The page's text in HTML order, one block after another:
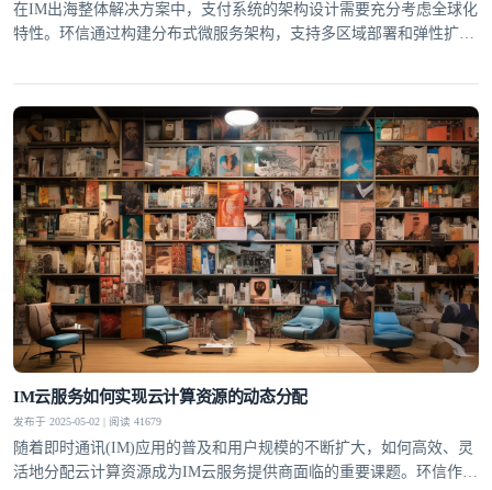
在IM出海整体解决方案中，支付系统的架构设计需要充分考虑全球化
特性。环信通过构建分布式微服务架构，支持多区域部署和弹性扩
区域出现故障时，能够自动切换到其他可用区域，保障支付业务的连
续性。支付网关的设计需要兼容各国主流支付方式。环信支付系统集
成了信用卡、电子钱包、本地银行转账等多种支付渠道，并针对
IM云服务如何实现云计算资源的动态分配
发布于 2025-05-02 | 阅读 41679
随着即时通讯(IM)应用的普及和用户规模的不断扩大，如何高效、灵
活地分配云计算资源成为IM云服务提供商面临的重要课题。环信作为